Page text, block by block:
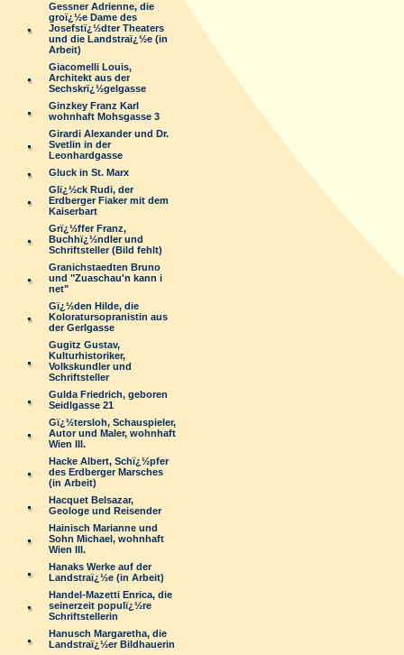
Gessner Adrienne, die
groï¿½e Dame des
Josefstï¿½dter Theaters
und die Landstraï¿½e (in
Arbeit)
Giacomelli Louis,
Architekt aus der
Sechskrï¿½gelgasse
Ginzkey Franz Karl
wohnhaft Mohsgasse 3
Girardi Alexander und Dr.
Svetlin in der
Leonhardgasse
Gluck in St. Marx
Glï¿½ck Rudi, der
Erdberger Fiaker mit dem
Kaiserbart
Grï¿½ffer Franz,
Buchhï¿½ndler und
Schriftsteller (Bild fehlt)
Granichstaedten Bruno
und "Zuaschau'n kann i
net"
Gï¿½den Hilde, die
Koloratursopranistin aus
der Gerlgasse
Gugitz Gustav,
Kulturhistoriker,
Volkskundler und
Schriftsteller
Gulda Friedrich, geboren
Seidlgasse 21
Gï¿½tersloh, Schauspieler,
Autor und Maler, wohnhaft
Wien III.
Hacke Albert, Schï¿½pfer
des Erdberger Marsches
(in Arbeit)
Hacquet Belsazar,
Geologe und Reisender
Hainisch Marianne und
Sohn Michael, wohnhaft
Wien III.
Hanaks Werke auf der
Landstraï¿½e (in Arbeit)
Handel-Mazetti Enrica, die
seinerzeit populï¿½re
Schriftstellerin
Hanusch Margaretha, die
Landstraï¿½er Bildhauerin